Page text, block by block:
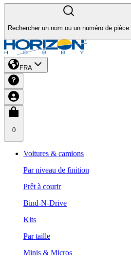
Rechercher un nom ou un numéro de pièce
FRA
0
Voitures & camions
Par niveau de finition
Prêt à courir
Bind-N-Drive
Kits
Par taille
Minis & Micros